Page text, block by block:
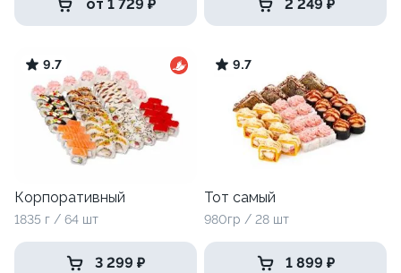
от 1 729 ₽ 2 249 ₽
9.7
Корпоративный
1835 г / 64 шт
3 299 ₽
9.7
Тот самый
980гр / 28 шт
1 899 ₽